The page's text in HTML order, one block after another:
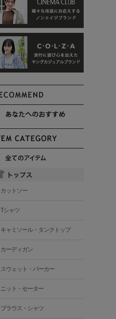
カットソー
Tシャツ
キャミソール・タンクトップ
カーディガン
スウェット・パーカー
ニット・セーター
ブラウス・シャツ